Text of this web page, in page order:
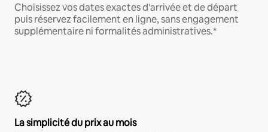
Choisissez vos dates exactes d'arrivée et de départ
puis réservez facilement en ligne, sans engagement
supplémentaire ni formalités administratives.*
La simplicité du prix au mois